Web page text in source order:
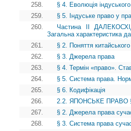
258.
§ 4. Еволюція
259.
§ 5. Індуське право у
260.
Частина II
Загальна характеристика
261.
§ 2. Поняття
262.
§ 3. Джерела права
263.
§ 4. Термін «право».
264.
§ 5. Система права.
265.
§ 6. Кодифікація
266.
2.2. ЯПОНСЬКЕ ПРАВО §
267.
§ 2. Джерела права
268.
§ 3. Система права